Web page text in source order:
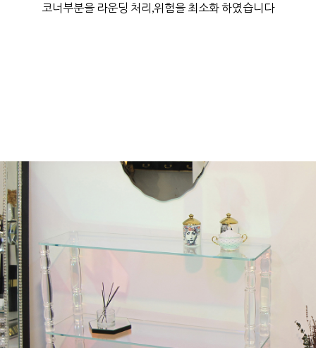
코너부분을 라운딩 처리,위험을 최소화 하였습니다